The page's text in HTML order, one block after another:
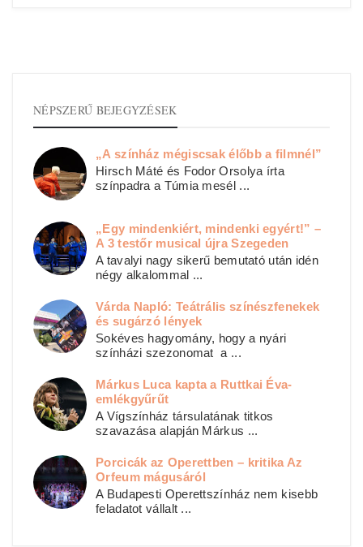
NÉPSZERŰ BEJEGYZÉSEK
„A színház mégiscsak élőbb a filmnél”
Hirsch Máté és Fodor Orsolya írta
színpadra a Túmia mesél ...
„Egy mindenkiért, mindenki egyért!” –
A 3 testőr musical újra Szegeden
A tavalyi nagy sikerű bemutató után idén
négy alkalommal ...
Várda Napló: Teátrális színészfenekek
és sugárzó lények
Sokéves hagyomány, hogy a nyári
színházi szezonomat a ...
Márkus Luca kapta a Ruttkai Éva-
emlékgyűrűt
A Vígszínház társulatának titkos
szavazása alapján Márkus ...
Porcicák az Operettben – kritika Az
Orfeum mágusáról
A Budapesti Operettszínház nem kisebb
feladatot vállalt ...